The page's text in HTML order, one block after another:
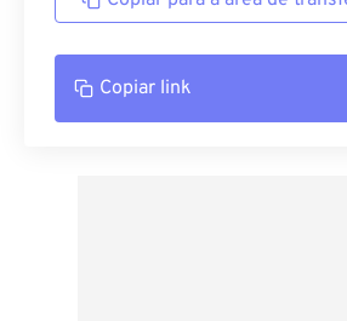
Copiar link